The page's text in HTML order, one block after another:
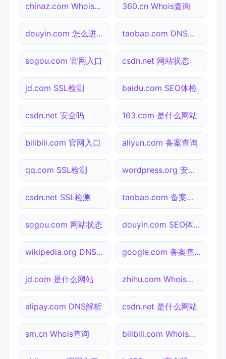
chinaz.com Whois查询 360.cn Whois查询
douyin.com 怎么进入 taobao.com DNS解析
sogou.com 官网入口 csdn.net 网站状态
jd.com SSL检测 baidu.com SEO体检
csdn.net 安全吗 163.com 是什么网站
bilibili.com 官网入口 aliyun.com 备案查询
qq.com SSL检测 wordpress.org 安全吗
csdn.net SSL检测 taobao.com 备案查询
sogou.com 网站状态 douyin.com SEO体检
wikipedia.org DNS解析 google.com 备案查询
jd.com 是什么网站 zhihu.com Whois查询
alipay.com DNS解析 csdn.net 是什么网站
sm.cn Whois查询 bilibili.com Whois查询